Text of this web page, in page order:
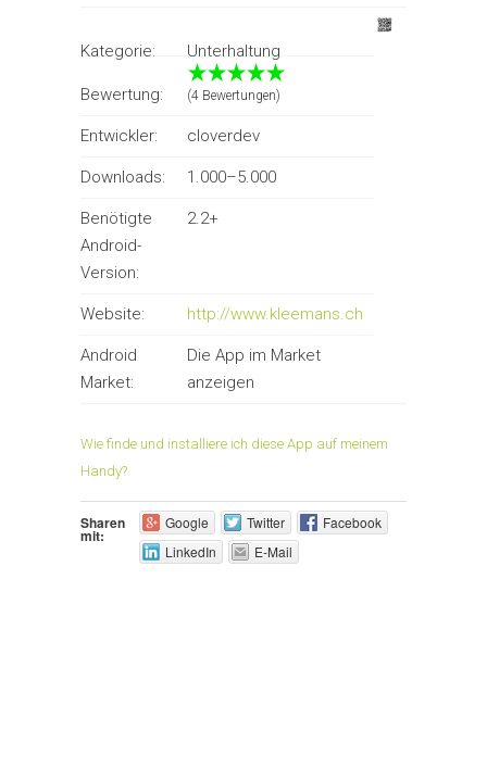
Kategorie: Unterhaltung
Bewertung: (4 Bewertungen)
Entwickler: cloverdev
Downloads: 1.000–5.000
Benötigte
Android-
Version:
2.2+
Website: http://www.kleemans.ch
Android
Market:
Die App im Market
anzeigen
Wie finde und installiere ich diese App auf meinem
Handy?
Sharen
mit:
Google Twitter
Facebook
LinkedIn
E-Mail